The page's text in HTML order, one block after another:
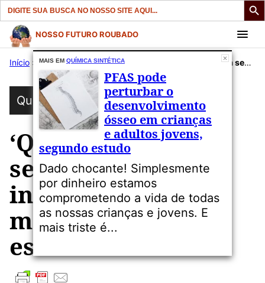
Search
for:
Pular
para
conteúdo
NOSSO FUTURO ROUBADO
Início » Publicações»Química Sintética ‘Químicos para sempre’ ligados à infertilidade em mulheres, mostra estudo
Química Sintética
‘Químicos para
sempre’ ligados à
infertilidade em
mulheres, mostra
estudo
MAIS EM QUÍMICA SINTÉTICA
PFAS pode
perturbar o
desenvolvimento
ósseo em crianças
e adultos jovens,
segundo estudo
Dado chocante! Simplesmente
por dinheiro estamos
comprometendo a vida de todas
as nossas crianças e jovens. E
mais triste é...